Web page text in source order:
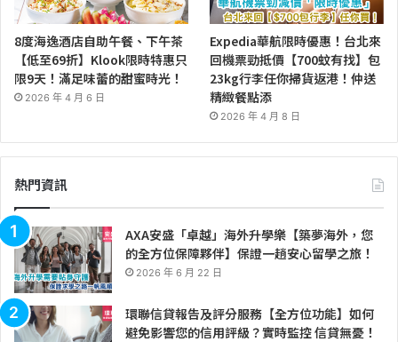
8度海逸酒店自助午餐、下午茶
【低至69折】Klook限時特惠只
限9天！滿足味蕾的甜蜜時光！
2026 年 4 月 6 日
Expedia華航限時優惠！台北來
回機票勁抵價【700蚊有找】包
23kg行李任你掃貨返港！仲送
精緻餐點添
2026 年 4 月 8 日
熱門資訊
AXA安盛「卓越」海外升學樂【築夢海外，您
的全方位保障夥伴】保證一趟安心留學之旅！
2026 年 6 月 22 日
環聯信貸報告及評分服務【全方位功能】如何
避免影響您的信用評級？實時監控 信貸無憂！